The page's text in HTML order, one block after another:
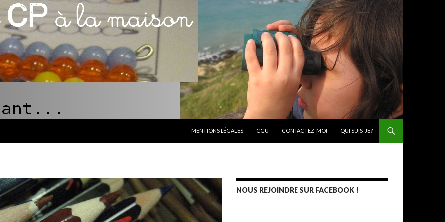
MENTIONS LÉGALES
CGU CONTACTEZ-MOI QUI SUIS-JE ?
NOUS REJOINDRE SUR FACEBOOK !